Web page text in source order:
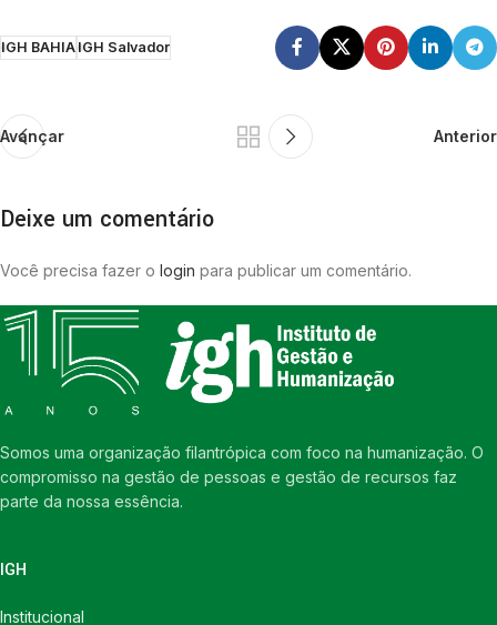
IGH BAHIAIGH Salvador
Avançar Anterior
Deixe um comentário
Você precisa fazer o login para publicar um comentário.
Somos uma organização filantrópica com foco na humanização. O
compromisso na gestão de pessoas e gestão de recursos faz
parte da nossa essência.
IGH
Institucional